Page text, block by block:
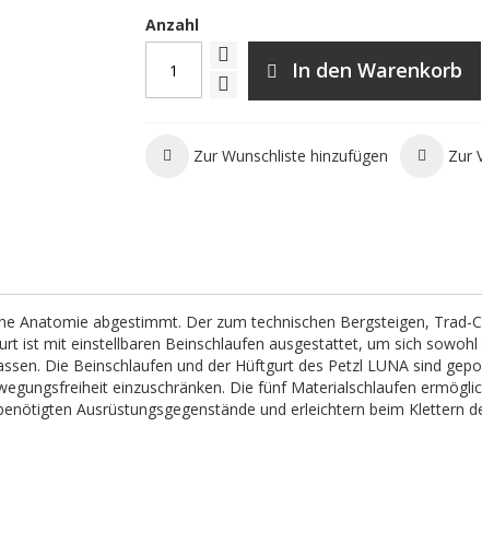
Anzahl
In den Warenkorb
Zur Wunschliste hinzufügen Zur
Anatomie abgestimmt. Der zum technischen Bergsteigen, Trad-
ist mit einstellbaren Beinschlaufen ausgestattet, um sich sowohl
Die Beinschlaufen und der Hüftgurt des Petzl LUNA sind
einzuschränken. Die fünf Materialschlaufen
Ausrüstungsgegenstände und erleichtern beim Klettern